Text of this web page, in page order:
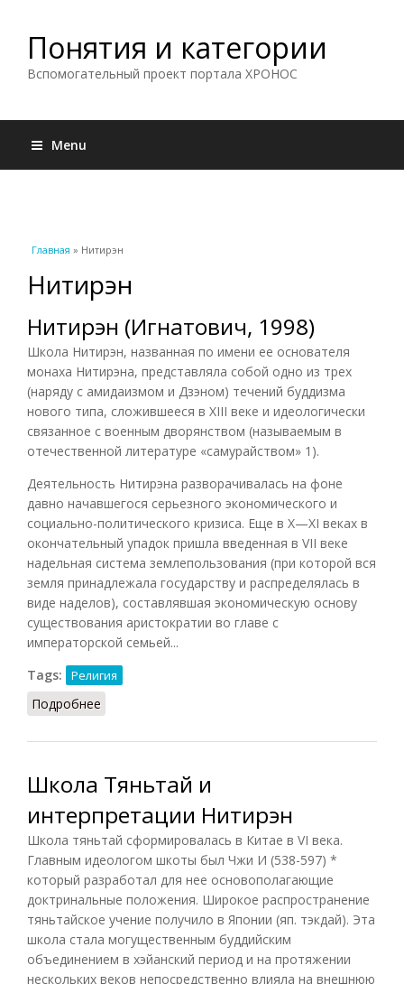
Понятия и категории
Вспомогательный проект портала ХРОНОС
Menu
Вы здесь
Главная » Нитирэн
Нитирэн
Нитирэн (Игнатович, 1998)
Школа Нитирэн, названная по имени ее основателя
монаха Нитирэна, представляла собой одно из трех
(наряду с амидаизмом и Дзэном) течений буддизма
нового типа, сложившееся в XIII веке и идеологически
связанное с военным дворянством (называемым в
отечественной литературе «самурайством» 1 ).
Деятельность Нитирэна разворачивалась на фоне
давно начавшегося серьезного экономического и
социально-политического кризиса. Еще в X—XI веках в
окончательный упадок пришла введенная в VII веке
надельная система землепользования (при которой вся
земля принадлежала государству и распределялась в
виде наделов), составлявшая экономическую основу
существования аристократии во главе с
императорской семьей...
Tags:
Религия
Подробнее
Школа Тяньтай и
интерпретации Нитирэн
Школа тяньтай сформировалась в Китае в VI века.
Главным идеологом шкоты был Чжи И (538-597) *
который разработал для нее основополагающие
доктринальные положения. Широкое распространение
тяньтайское учение получило в Японии (яп. тэкдай). Эта
школа стала могущественным буддийским
объединением в хэйанский период и на протяжении
нескольких веков непосредственно влияла на внешнюю